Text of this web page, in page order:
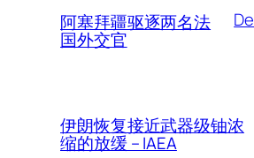
阿塞拜疆驱逐两名法
国外交官
伊朗恢复接近武器级铀浓
缩的放缓 – IAEA